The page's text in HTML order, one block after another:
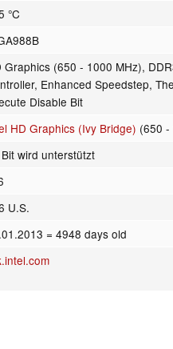
°C
Graphics (650 - 1000 MHz),
Enhanced Speedstep,
Disable Bit
HD Graphics (Ivy Bridge) (650 -
wird unterstützt
U.S.
= 4948 days old